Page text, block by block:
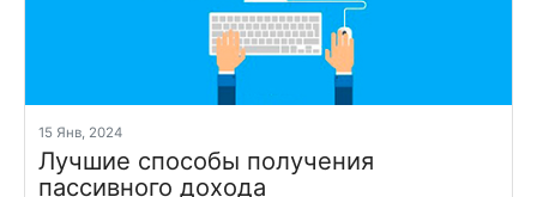
15 Янв, 2024
Лучшие способы получения
пассивного дохода